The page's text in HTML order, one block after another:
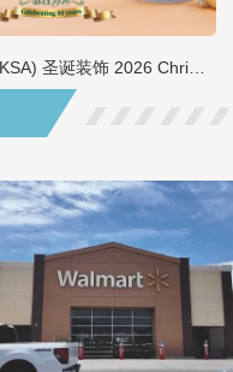
Kurt S.Adler (KSA) 圣诞装饰 2026 Christmas